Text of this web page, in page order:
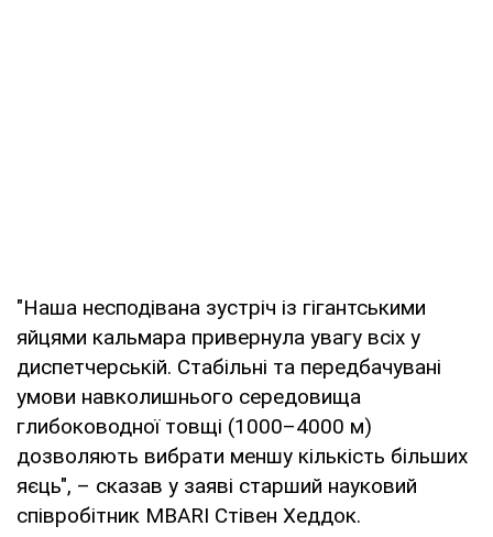
"Наша несподівана зустріч із гігантськими
яйцями кальмара привернула увагу всіх у
диспетчерській. Стабільні та передбачувані
умови навколишнього середовища
глибоководної товщі (1000–4000 м)
дозволяють вибрати меншу кількість більших
яєць", – сказав у заяві старший науковий
співробітник MBARI Стівен Хеддок.